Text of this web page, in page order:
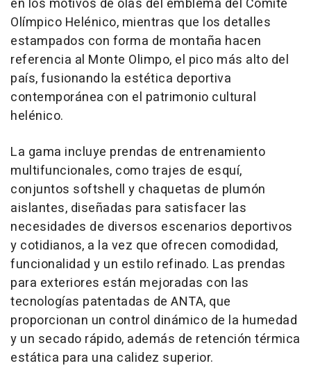
en los motivos de olas del emblema del Comité
Olímpico Helénico, mientras que los detalles
estampados con forma de montaña hacen
referencia al Monte Olimpo, el pico más alto del
país, fusionando la estética deportiva
contemporánea con el patrimonio cultural
helénico.
La gama incluye prendas de entrenamiento
multifuncionales, como trajes de esquí,
conjuntos softshell y chaquetas de plumón
aislantes, diseñadas para satisfacer las
necesidades de diversos escenarios deportivos
y cotidianos, a la vez que ofrecen comodidad,
funcionalidad y un estilo refinado. Las prendas
para exteriores están mejoradas con las
tecnologías patentadas de ANTA, que
proporcionan un control dinámico de la humedad
y un secado rápido, además de retención térmica
estática para una calidez superior.